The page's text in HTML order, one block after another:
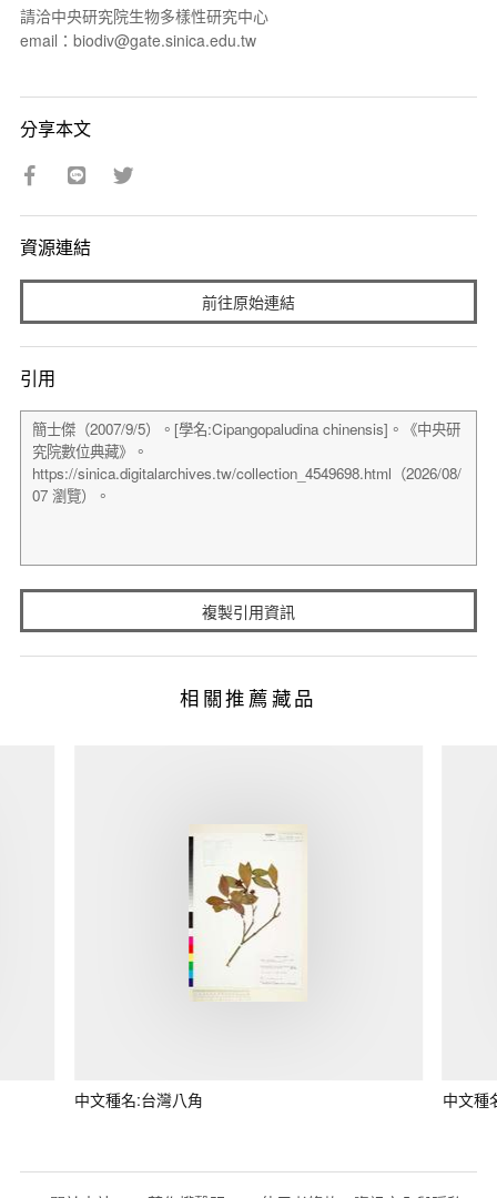
請洽中央研究院生物多樣性研究中心
email：biodiv@gate.sinica.edu.tw
分享本文
資源連結
前往原始連結
引用
複製引用資訊
相關推薦藏品
中文種名:台灣八角 中文種